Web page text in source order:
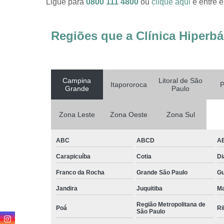
Regiões que a Clínica
Campina
Grande
Itapororoca
Litoral de São
Paulo
Zona Leste Zona Oeste Zona Sul
ABC ABCD
Carapicuíba Cotia
Franco da Rocha Grande São Paulo
Jandira Juquitiba
Poá
Região Metropolitana de
São Paulo